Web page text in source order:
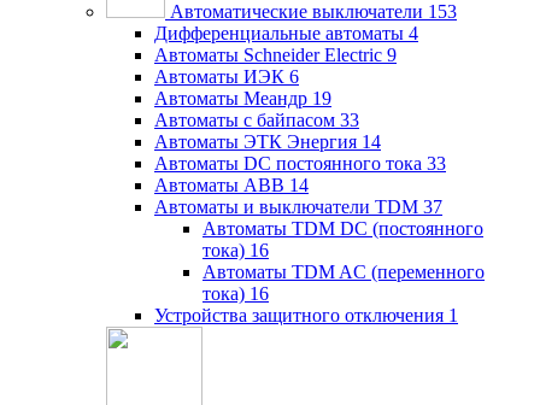
Автоматические выключатели 153
Дифференциальные автоматы 4
Автоматы Schneider Electric 9
Автоматы ИЭК 6
Автоматы Меандр 19
Автоматы с байпасом 33
Автоматы ЭТК Энергия 14
Автоматы DC постоянного тока 33
Автоматы ABB 14
Автоматы и выключатели TDM 37
Автоматы TDM DC (постоянного
тока) 16
Автоматы TDM AC (переменного
тока) 16
Устройства защитного отключения 1